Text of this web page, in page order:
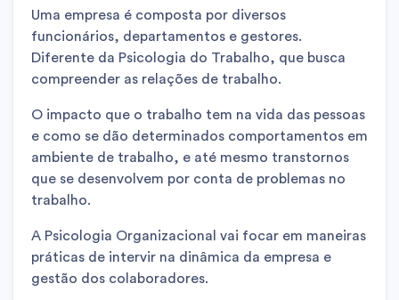
Uma empresa é composta por diversos
funcionários, departamentos e gestores.
Diferente da Psicologia do Trabalho, que busca
compreender as relações de trabalho.
O impacto que o trabalho tem na vida das pessoas
e como se dão determinados comportamentos em
ambiente de trabalho, e até mesmo transtornos
que se desenvolvem por conta de problemas no
trabalho.
A Psicologia Organizacional vai focar em maneiras
práticas de intervir na dinâmica da empresa e
gestão dos colaboradores.